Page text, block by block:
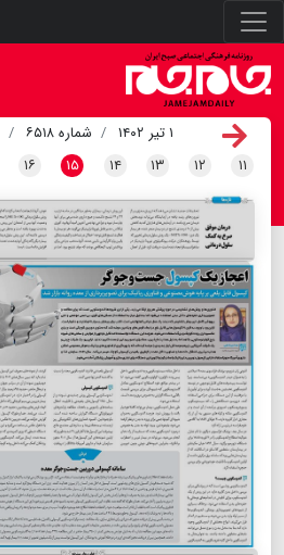
۱ تیر ۱۴۰۲ شماره ۶۵۱۸
۱۱ ۱۲ ۱۳ ۱۴ ۱۵ ۱۶